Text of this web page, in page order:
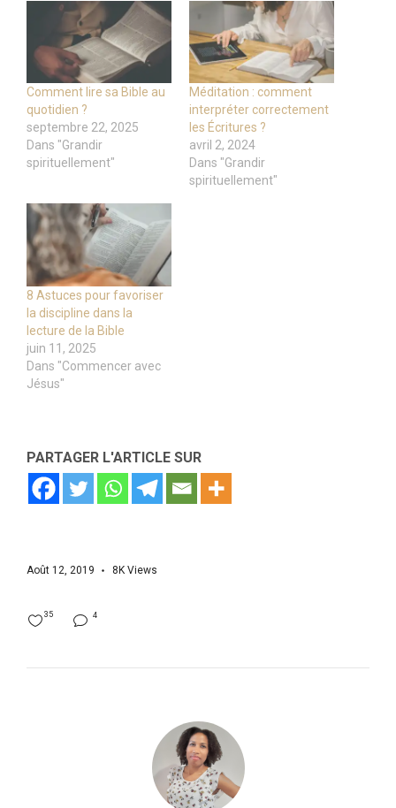
Comment lire sa Bible au
quotidien ?
septembre 22, 2025
Dans "Grandir
spirituellement"
Méditation : comment
interpréter correctement
les Écritures ?
avril 2, 2024
Dans "Grandir
spirituellement"
8 Astuces pour favoriser
la discipline dans la
lecture de la Bible
juin 11, 2025
Dans "Commencer avec
Jésus"
PARTAGER L'ARTICLE SUR
Août 12, 2019 8K Views
4
35